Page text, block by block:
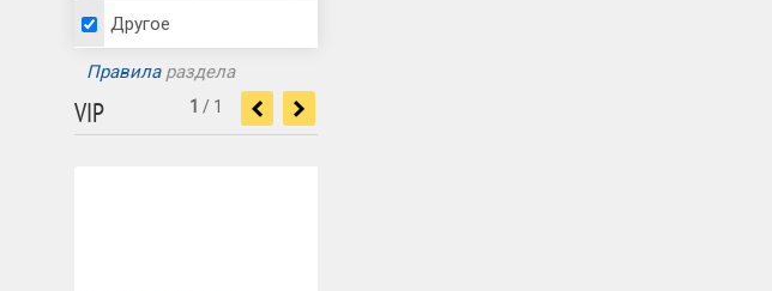
Другое
Правилараздела
VIP 1 / 1 < >